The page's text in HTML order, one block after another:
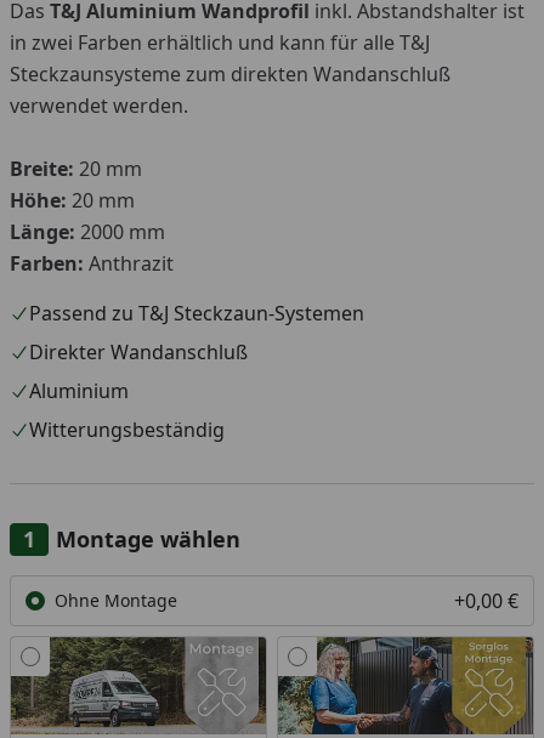
Das T&J Aluminium Wandprofil inkl. Abstandshalter ist
in zwei Farben erhältlich und kann für alle T&J
Steckzaunsysteme zum direkten Wandanschluß
verwendet werden.
Breite: 20 mm
Höhe: 20 mm
Länge: 2000 mm
Farben: Anthrazit
Passend zu T&J Steckzaun-Systemen
Direkter Wandanschluß
Aluminium
Witterungsbeständig
Montage wählen
Ohne Montage +0,00 €